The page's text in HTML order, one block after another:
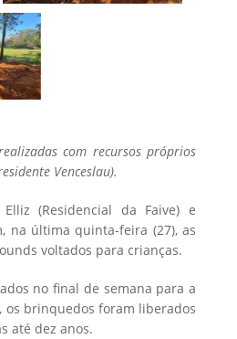
com recursos próprios
Venceslau).
(Residencial da Faive) e
na última quinta-feira (27), as
voltados para crianças.
no final de semana para a
os brinquedos foram liberados
até dez anos.